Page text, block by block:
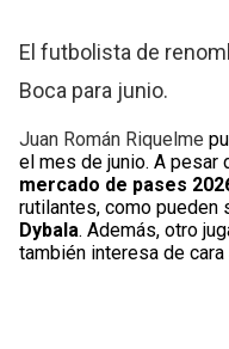
El futbolista de
Boca para junio.
Juan Román Riquelme
el mes de junio. A pesar
mercado de pases
rutilantes, como pueden
Dybala. Además, otro
también interesa de cara